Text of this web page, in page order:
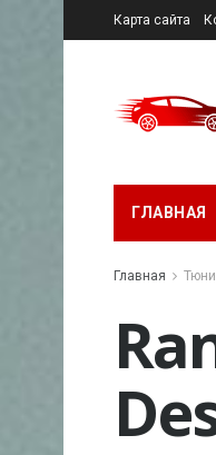
Карта сайта
ГЛАВНАЯ
Главная